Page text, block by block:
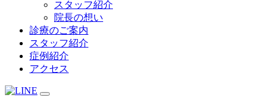
スタッフ紹介
院長の想い
診療のご案内
スタッフ紹介
症例紹介
アクセス